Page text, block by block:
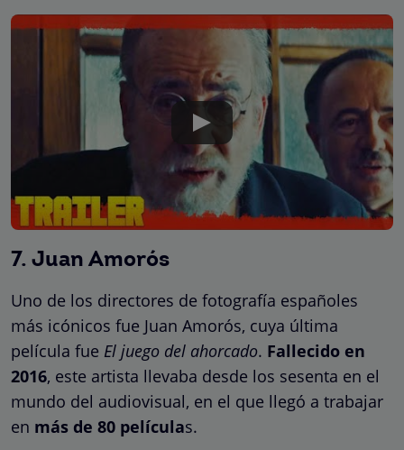
7. Juan Amorós
Uno de los directores de fotografía españoles
más icónicos fue Juan Amorós, cuya última
película fue El juego del ahorcado. Fallecido en
2016, este artista llevaba desde los sesenta en el
mundo del audiovisual, en el que llegó a trabajar
en más de 80 películas.